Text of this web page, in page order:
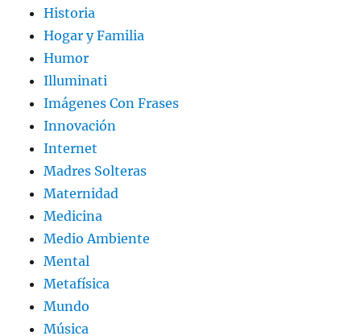
Historia
Hogar y Familia
Humor
Illuminati
Imágenes Con Frases
Innovación
Internet
Madres Solteras
Maternidad
Medicina
Medio Ambiente
Mental
Metafísica
Mundo
Música